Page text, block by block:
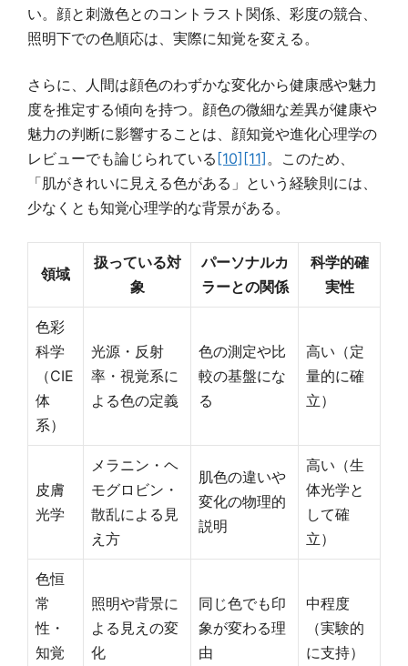
い。顔と刺激色とのコントラスト関係、彩度の競合、
照明下での色順応は、実際に知覚を変える。
さらに、人間は顔色のわずかな変化から健康感や魅力
度を推定する傾向を持つ。顔色の微細な差異が健康や
魅力の判断に影響することは、顔知覚や進化心理学の
レビューでも論じられている[10][11] 。このため、
「肌がきれいに見える色がある」という経験則には、
少なくとも知覚心理学的な背景がある。
領域
扱っている対
象
パーソナルカ
ラーとの関係
科学的確
実性
色彩
科学
（CIE
体
系）
光源・反射
率・視覚系に
よる色の定義
色の測定や比
較の基盤にな
る
高い（定
量的に確
立）
皮膚
光学
メラニン・ヘ
モグロビン・
散乱による見
え方
肌色の違いや
変化の物理的
説明
高い（生
体光学と
して確
立）
色恒
常
性・
知覚
照明や背景に
よる見えの変
化
同じ色でも印
象が変わる理
由
中程度
（実験的
に支持）